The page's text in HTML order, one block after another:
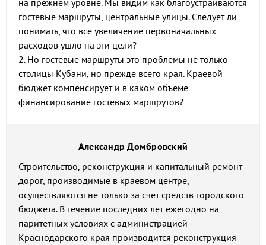
на прежнем уровне. Мы видим как благоустраиваются
гостевые маршруты, центральные улицы. Следует ли
понимать, что все увеличение первоначальных
расходов ушло на эти цели?
2. Но гостевые маршруты это проблемы не только
столицы Кубани, но прежде всего края. Краевой
бюджет компенсирует и в каком объеме
финансирование гостевых маршрутов?
Александр Домбровский
Строительство, реконструкция и капитальный ремонт
дорог, производимые в краевом центре,
осуществляются не только за счет средств городского
бюджета. В течение последних лет ежегодно на
паритетных условиях с администрацией
Краснодарского края производится реконструкция